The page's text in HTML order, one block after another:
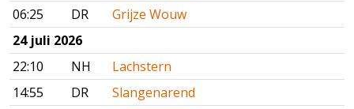
06:25
DR
Grijze Wouw
24 juli 2026
22:10
NH
Lachstern
14:55
DR
Slangenarend